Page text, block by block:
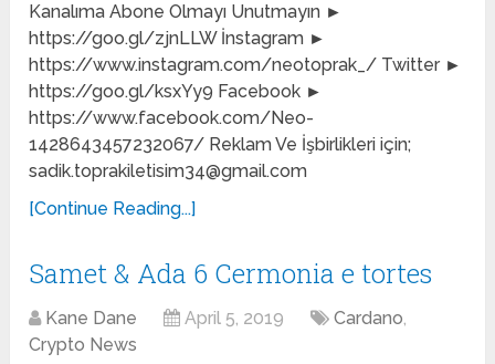
Kanalıma Abone Olmayı Unutmayın ►
https://goo.gl/zjnLLW İnstagram ►
https://www.instagram.com/neotoprak_/ Twitter ►
https://goo.gl/ksxYy9 Facebook ►
https://www.facebook.com/Neo-
1428643457232067/ Reklam Ve İşbirlikleri için;
sadik.toprakiletisim34@gmail.com
[Continue Reading...]
Samet & Ada 6 Cermonia e tortes
Kane Dane April 5, 2019 Cardano,
Crypto News